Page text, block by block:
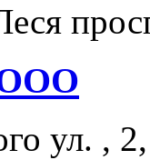
ул. ,